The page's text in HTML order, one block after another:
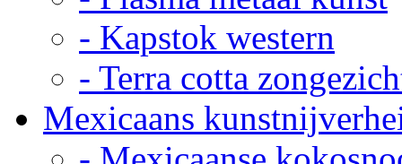
- Kapstok western
- Terra cotta
Mexicaans